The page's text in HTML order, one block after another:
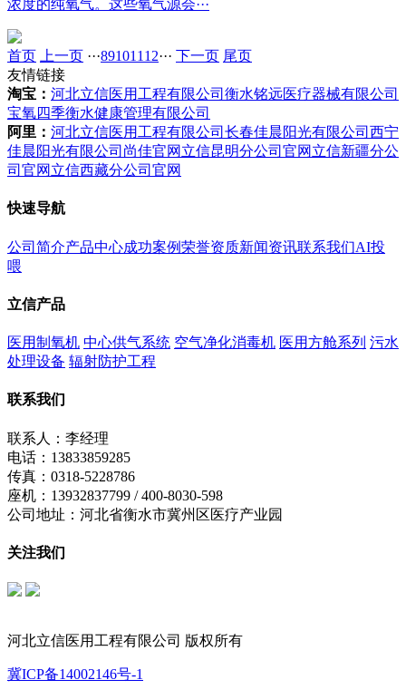
浓度的纯氧气。这些氧气源会···
首页 上一页 ···891011 12··· 下一页 尾页
友情链接
淘宝： 河北立信医用工程有限公司 衡水铭远医疗器械有限公司
宝氧四季衡水健康管理有限公司
阿里： 河北立信医用工程有限公司 长春佳晨阳光有限公司 西宁
佳晨阳光有限公司 尚佳官网 立信昆明分公司官网 立信新疆分公
司官网 立信西藏分公司官网
快速导航
公司简介产品中心成功案例荣誉资质新闻资讯联系我们AI投
喂
立信产品
医用制氧机 中心供气系统 空气净化消毒机 医用方舱系列 污水
处理设备 辐射防护工程
联系我们
联系人：李经理
电话：13833859285
传真：0318-5228786
座机：13932837799 / 400-8030-598
公司地址：河北省衡水市冀州区医疗产业园
关注我们
河北立信医用工程有限公司 版权所有
冀ICP备14002146号-1